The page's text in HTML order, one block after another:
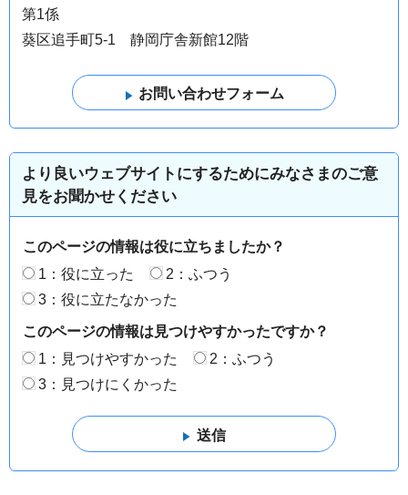
第1係
葵区追手町5-1 静岡庁舎新館12階
より良いウェブサイトにするためにみなさまのご意
見をお聞かせください
このページの情報は役に立ちましたか？
1：役に立った
2：ふつう
3：役に立たなかった
このページの情報は見つけやすかったですか？
1：見つけやすかった
2：ふつう
3：見つけにくかった